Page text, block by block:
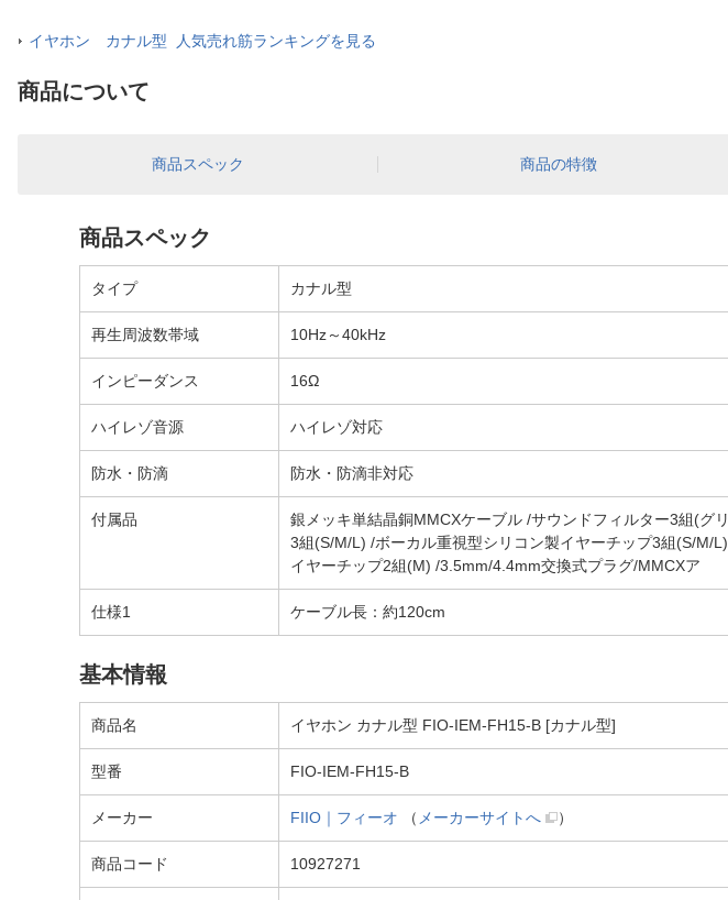
イヤホン カナル型 人気売れ筋ランキングを見る
商品について
商品スペック 商品の特徴
商品スペック
タイプ カナル型
再生周波数帯域 10Hz～40kHz
インピーダンス 16Ω
ハイレゾ音源 ハイレゾ対応
防水・防滴 防水・防滴非対応
付属品
銀メッキ単結晶銅MMCXケーブル /サウンドフィルター3組(
3組(S/M/L) /ボーカル重視型シリコン製イヤーチップ3組(S/M/
イヤーチップ2組(M) /3.5mm/4.4mm交換式プラグ/MMCXア
仕様1 ケーブル長：約120cm
基本情報
商品名 イヤホン カナル型 FIO-IEM-FH15-B [カナル型]
型番 FIO-IEM-FH15-B
メーカー FIIO｜フィーオ （ メーカーサイトへ ）
商品コード 10927271